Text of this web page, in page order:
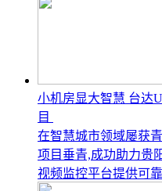
小机房显大智慧 台达
目
在智慧城市领域屡获
项目垂青,成功助力贵
视频监控平台提供可